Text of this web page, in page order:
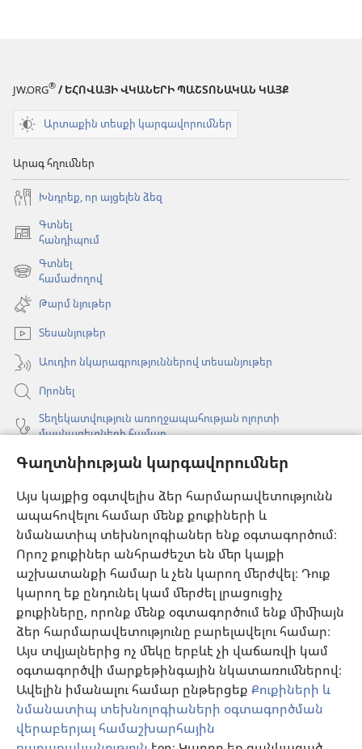
Գաղտնիության կարգավորումներ
Այս կայքից օգտվելիս ձեր հարմարավետությունն
ապահովելու համար մենք քուքիների և
նմանատիպ տեխնոլոգիաներ ենք օգտագործում։
Որոշ քուքիներ անհրաժեշտ են մեր կայքի
աշխատանքի համար և չեն կարող մերժվել։ Դուք
կարող եք ընդունել կամ մերժել լրացուցիչ
քուքիները, որոնք մենք օգտագործում ենք միմիայն
ձեր հարմարավետությունը բարելավելու համար։
Այս տվյալներից ոչ մեկը երբևէ չի վաճառվի կամ
օգտագործվի մարքեթինգային նկատառումներով։
Ավելին իմանալու համար ընթերցեք Քուքիների և
նմանատիպ տեխնոլոգիաների օգտագործման
վերաբերյալ համաշխարհային
JW.ORG® / ԵՀՈՎԱՅԻ ՎԿԱՆԵՐԻ ՊԱՇՏՈՆԱԿԱՆ ԿԱՅՔ
Արտաքին տեսքի կարգավորումներ
Արագ հղումներ
Խնդրեք, որ այցելեն ձեզ
Գտնել
հանդիպում
(բացվում
նոր
պատուհան)
Գտնել
համաժողով
(բացվում
նոր
պատուհան)
Թարմ նյութեր
Տեսանյութեր
Աուդիո նկարագրություններով տեսանյութեր
Որոնել
Տեղեկատվություն առողջապահության ոլորտի
մասնագետների համար
Գլոբալ հաղորդակցություն
Օգնություն
Նվիրատվություններ
(բացվում
է
նոր
պատուհան)
Դիտարանի ՕՆԼԱՅՆ ԳՐԱԴԱՐԱՆ
(բացվում
է
նոր
պատուհան)
JW Hub
(բացվում
է
նոր
պատուհան)
JW Library® հավելված
Watchtower Library